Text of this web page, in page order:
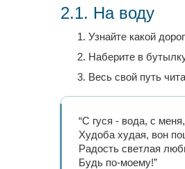
2.1. На воду
Узнайте какой
Наберите в
Весь свой путь
“С гуся - вода, с
Худоба худая, вон
Радость светлая
Будь по-моему!”